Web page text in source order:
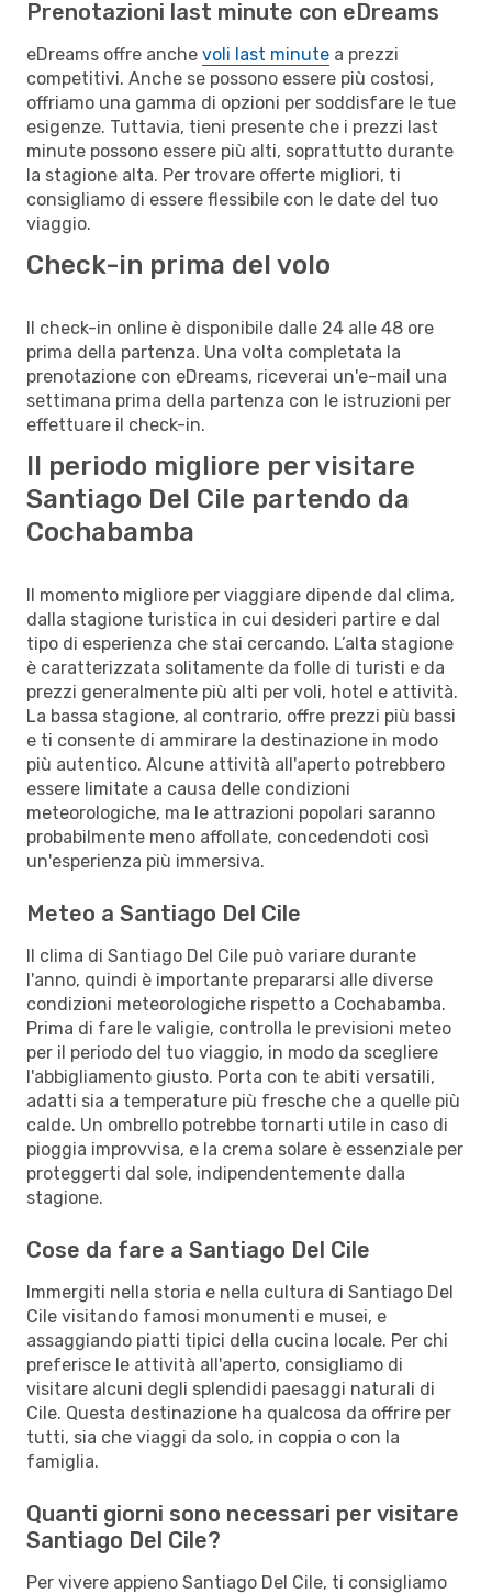
Prenotazioni last minute con eDreams
eDreams offre anche voli last minute a prezzi
competitivi. Anche se possono essere più costosi,
offriamo una gamma di opzioni per soddisfare le tue
esigenze. Tuttavia, tieni presente che i prezzi last
minute possono essere più alti, soprattutto durante
la stagione alta. Per trovare offerte migliori, ti
consigliamo di essere flessibile con le date del tuo
viaggio.
Check-in prima del volo
Il check-in online è disponibile dalle 24 alle 48 ore
prima della partenza. Una volta completata la
prenotazione con eDreams, riceverai un'e-mail una
settimana prima della partenza con le istruzioni per
effettuare il check-in.
Il periodo migliore per visitare
Santiago Del Cile partendo da
Cochabamba
Il momento migliore per viaggiare dipende dal clima,
dalla stagione turistica in cui desideri partire e dal
tipo di esperienza che stai cercando. L’alta stagione
è caratterizzata solitamente da folle di turisti e da
prezzi generalmente più alti per voli, hotel e attività.
La bassa stagione, al contrario, offre prezzi più bassi
e ti consente di ammirare la destinazione in modo
più autentico. Alcune attività all'aperto potrebbero
essere limitate a causa delle condizioni
meteorologiche, ma le attrazioni popolari saranno
probabilmente meno affollate, concedendoti così
un'esperienza più immersiva.
Meteo a Santiago Del Cile
Il clima di Santiago Del Cile può variare durante
l'anno, quindi è importante prepararsi alle diverse
condizioni meteorologiche rispetto a Cochabamba.
Prima di fare le valigie, controlla le previsioni meteo
per il periodo del tuo viaggio, in modo da scegliere
l'abbigliamento giusto. Porta con te abiti versatili,
adatti sia a temperature più fresche che a quelle più
calde. Un ombrello potrebbe tornarti utile in caso di
pioggia improvvisa, e la crema solare è essenziale per
proteggerti dal sole, indipendentemente dalla
stagione.
Cose da fare a Santiago Del Cile
Immergiti nella storia e nella cultura di Santiago Del
Cile visitando famosi monumenti e musei, e
assaggiando piatti tipici della cucina locale. Per chi
preferisce le attività all'aperto, consigliamo di
visitare alcuni degli splendidi paesaggi naturali di
Cile. Questa destinazione ha qualcosa da offrire per
tutti, sia che viaggi da solo, in coppia o con la
famiglia.
Quanti giorni sono necessari per visitare
Santiago Del Cile?
Per vivere appieno Santiago Del Cile, ti consigliamo